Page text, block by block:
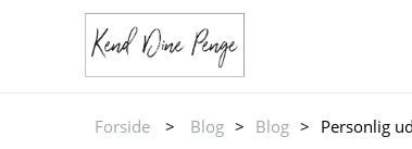
Forside > Blog > Blog > Personlig